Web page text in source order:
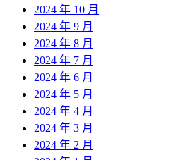
2024 年 10 月
2024 年 9 月
2024 年 8 月
2024 年 7 月
2024 年 6 月
2024 年 5 月
2024 年 4 月
2024 年 3 月
2024 年 2 月